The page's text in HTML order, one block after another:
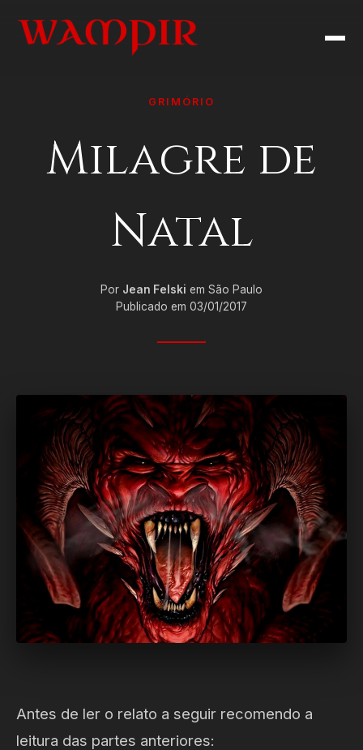
GRIMÓRIO
Milagre de
Natal
Por Jean Felski em São Paulo
Publicado em 03/01/2017
Antes de ler o relato a seguir recomendo a
leitura das partes anteriores: